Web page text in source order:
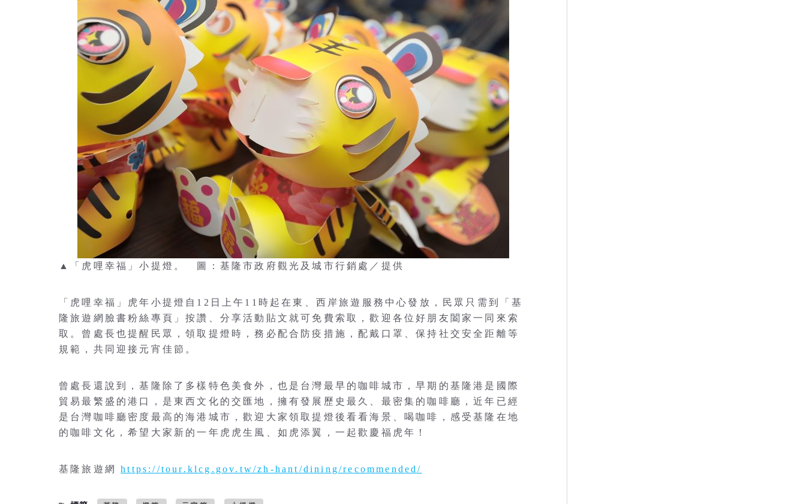
▲「虎哩幸福」小提燈。 圖：基隆市政府觀光及城市行銷處／提供
「虎哩幸福」虎年小提燈自12日上午11時起在東、西岸旅遊服務中心發放，民眾只需到「基
隆旅遊網臉書粉絲專頁」按讚、分享活動貼文就可免費索取，歡迎各位好朋友闔家一同來索
取。曾處長也提醒民眾，領取提燈時，務必配合防疫措施，配戴口罩、保持社交安全距離等
規範，共同迎接元宵佳節。
曾處長還說到，基隆除了多樣特色美食外，也是台灣最早的咖啡城市，早期的基隆港是國際
貿易最繁盛的港口，是東西文化的交匯地，擁有發展歷史最久、最密集的咖啡廳，近年已經
是台灣咖啡廳密度最高的海港城市，歡迎大家領取提燈後看看海景、喝咖啡，感受基隆在地
的咖啡文化，希望大家新的一年虎虎生風、如虎添翼，一起歡慶福虎年！
基隆旅遊網https://tour.klcg.gov.tw/zh-hant/dining/recommended/